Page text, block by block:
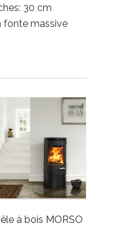
30 cm
fonte massive
à bois MORSO